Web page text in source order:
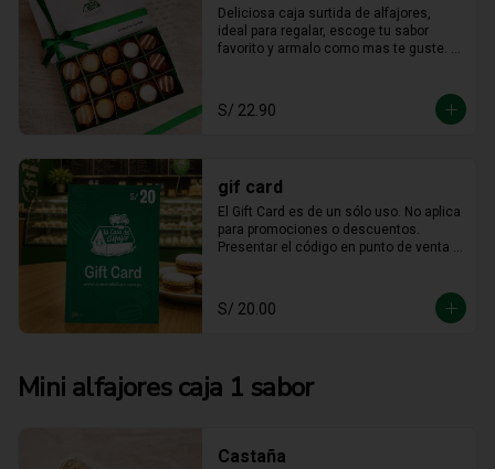
Deliciosa caja surtida de alfajores,
ideal para regalar, escoge tu sabor
favorito y armalo como mas te guste.
S/ 22.90
gif card
El Gift Card es de un sólo uso. No aplica
para promociones o descuentos.
Presentar el código en punto de venta o
efectivo. No es acumulable. No puede
ser reemplazado por dinero, ni usado
provincia de Chiclayo. No válido para
S/ 20.00
Mini alfajores caja 1 sabor
Castaña